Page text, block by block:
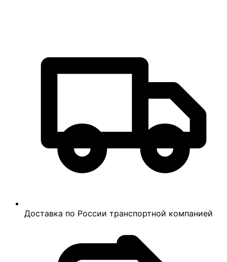
Доставка по России транспортной компанией